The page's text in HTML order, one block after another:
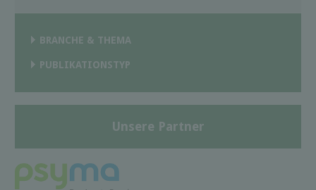
BRANCHE & THEMA
PUBLIKATIONSTYP
Unsere Partner